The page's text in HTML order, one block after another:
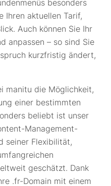
besonders
Ihren aktuellen Tarif,
Auch können Sie Ihr
anpassen – so sind Sie
kurzfristig ändert,
manitu die Möglichkeit,
einer bestimmten
beliebt ist unser
Management-
seiner Flexibilität,
geschätzt. Dank
.fr-Domain mit einem